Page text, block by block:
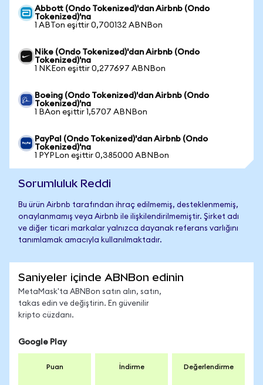
Abbott (Ondo Tokenized)'dan Airbnb (Ondo
Tokenized)'na
1 ABTon eşittir 0,700132 ABNBon
Nike (Ondo Tokenized)'dan Airbnb (Ondo
Tokenized)'na
1 NKEon eşittir 0,277697 ABNBon
Boeing (Ondo Tokenized)'dan Airbnb (Ondo
Tokenized)'na
1 BAon eşittir 1,5707 ABNBon
PayPal (Ondo Tokenized)'dan Airbnb (Ondo
Tokenized)'na
1 PYPLon eşittir 0,385000 ABNBon
Sorumluluk Reddi
Bu ürün Airbnb tarafından ihraç edilmemiş, desteklenmemiş,
onaylanmamış veya Airbnb ile ilişkilendirilmemiştir. Şirket adı
ve diğer ticari markalar yalnızca dayanak referans varlığını
tanımlamak amacıyla kullanılmaktadır.
Saniyeler içinde ABNBon edinin
MetaMask'ta ABNBon satın alın, satın,
takas edin ve değiştirin. En güvenilir
kripto cüzdanı.
Google Play
Puan İndirme Değerlendirme